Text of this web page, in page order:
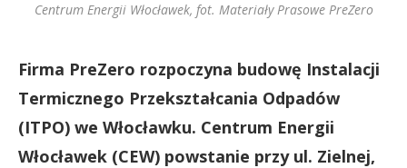
Centrum Energii Włocławek, fot. Materiały Prasowe PreZero
Firma PreZero rozpoczyna budowę Instalacji
Termicznego Przekształcania Odpadów
(ITPO) we Włocławku. Centrum Energii
Włocławek (CEW) powstanie przy ul. Zielnej,